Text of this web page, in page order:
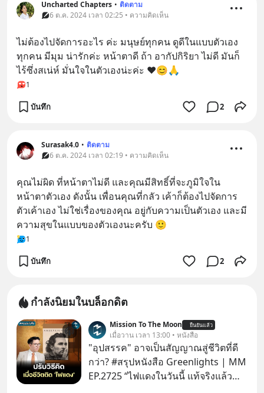
Uncharted Chapters • ติดตาม
6 ต.ค. 2024 เวลา 02:25 • ความคิดเห็น
ไม่ต้องไปจัดการอะไร ค่ะ มนุษย์ทุกคน ดูดีในแบบตัวเอง
ทุกคน มีมุม น่ารักค่ะ หน้าตาดี ถ้า อากัปกิริยา ไม่ดี มันก็
ไร้ซึ่งสเน่ห์ มั่นใจในตัวเองน่ะค่ะ ❤️😊🙏
1
บันทึก 2
Surasak4.0 • ติดตาม
6 ต.ค. 2024 เวลา 02:19 • ความคิดเห็น
คุณไม่ผิด ที่หน้าตาไม่ดี และคุณมีสิทธิ์ที่จะภูมิใจใน
หน้าตาตัวเอง ดังนั้น เพื่อนคุณที่กลัว เค้าก็ต้องไปจัดการ
ตัวเค้าเอง ไม่ใช่เรื่องของคุณ อยู่กับความเป็นตัวเอง และมี
ความสุขในแบบของตัวเองนะครับ 🙂
1
บันทึก 2
กำลังนิยมในบล็อกดิต
Mission To The Moon ยืนยันแล้ว
เมื่อวาน เวลา 13:00 • หนังสือ
"อุปสรรค" อาจเป็นสัญญาณสู่ชีวิตที่ดี
กว่า? #สรุปหนังสือ Greenlights | MM
EP.2725 “ไฟแดงในวันนี้ แท้จริงแล้ว